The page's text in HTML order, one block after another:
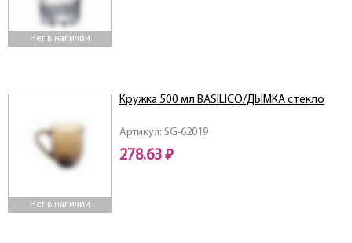
Нет в наличии
Нет в наличии
Артикул: SG-62019
Кружка 500 мл BASILICO/ДЫМКА стекло
278.63 ₽